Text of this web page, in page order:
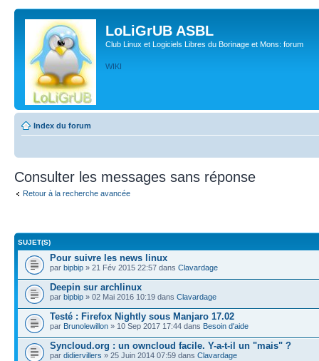
LoLiGrUB ASBL
Club Linux et Logiciels Libres du Borinage et Mons: forum
WIKI
Index du forum
Consulter les messages sans réponse
Retour à la recherche avancée
SUJET(S)
Pour suivre les news linux
par bipbip » 21 Fév 2015 22:57 dans Clavardage
Deepin sur archlinux
par bipbip » 02 Mai 2016 10:19 dans Clavardage
Testé : Firefox Nightly sous Manjaro 17.02
par Brunolewillon » 10 Sep 2017 17:44 dans Besoin d'aide
Syncloud.org : un owncloud facile. Y-a-t-il un "mais" ?
par didiervillers » 25 Juin 2014 07:59 dans Clavardage